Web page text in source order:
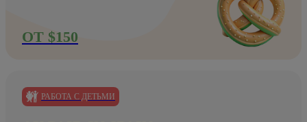
ОТ $150
РАБОТА С ДЕТЬМИ